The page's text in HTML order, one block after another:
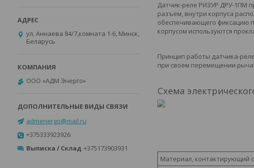
Датчик-реле РИЗУР ДРУ-1ПМ
разъем, внутри корпуса
обеспечивающего фиксацию
корпусом используются
Принцип работы датчика-
при своем перемещении
Схема
Материал, контактирующий
ул. Аннаева 84/7,комната 1-6, Минск,
Беларусь
ООО «АДМ Энерго»
admenergo@mail.ru
+375333923926
Выписка / Склад +375173903931